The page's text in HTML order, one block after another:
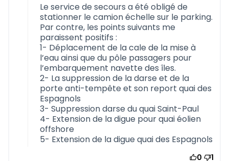
Le service de secours a été obligé de
stationner le camion échelle sur le parking.
Par contre, les points suivants me
paraissent positifs :
1- Déplacement de la cale de la mise à
l’eau ainsi que du pôle passagers pour
l’embarquement navette des îles.
2- La suppression de la darse et de la
porte anti-tempête et son report quai des
Espagnols
3- Suppression darse du quai Saint-Paul
4- Extension de la digue pour quai éolien
offshore
5- Extension de la digue quai des Espagnols
0 1